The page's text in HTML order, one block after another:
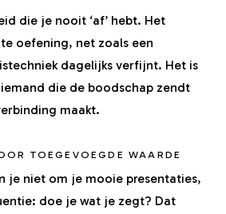
die je nooit ‘af’ hebt. Het
oefening, net zoals een
dagelijks verfijnt. Het is
die de boodschap zendt
maakt.
TOEGEVOEGDE WAARDE
je niet om je mooie presentaties,
doe je wat je zegt? Dat